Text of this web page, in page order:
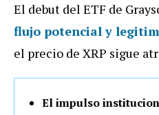
El debut del ETF de
flujo potencial y
el precio de XRP sigue
El impulso